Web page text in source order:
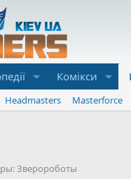
Комікси
Headmasters Masterforce
Зверороботы